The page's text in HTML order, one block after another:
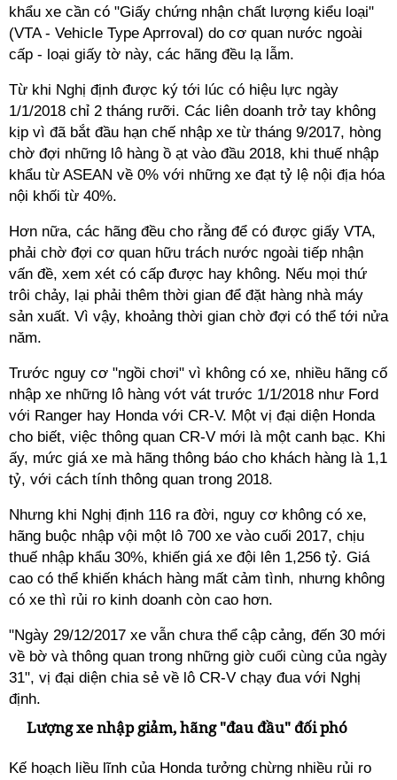
khẩu xe cần có "Giấy chứng nhận chất lượng kiểu loại"
(VTA - Vehicle Type Aprroval) do cơ quan nước ngoài
cấp - loại giấy tờ này, các hãng đều lạ lẫm.
Từ khi Nghị định được ký tới lúc có hiệu lực ngày
1/1/2018 chỉ 2 tháng rưỡi. Các liên doanh trở tay không
kịp vì đã bắt đầu hạn chế nhập xe từ tháng 9/2017, hòng
chờ đợi những lô hàng ồ ạt vào đầu 2018, khi thuế nhập
khẩu từ ASEAN về 0% với những xe đạt tỷ lệ nội địa hóa
nội khối từ 40%.
Hơn nữa, các hãng đều cho rằng để có được giấy VTA,
phải chờ đợi cơ quan hữu trách nước ngoài tiếp nhận
vấn đề, xem xét có cấp được hay không. Nếu mọi thứ
trôi chảy, lại phải thêm thời gian để đặt hàng nhà máy
sản xuất. Vì vậy, khoảng thời gian chờ đợi có thể tới nửa
năm.
Trước nguy cơ "ngồi chơi" vì không có xe, nhiều hãng cố
nhập xe những lô hàng vớt vát trước 1/1/2018 như Ford
với Ranger hay Honda với CR-V. Một vị đại diện Honda
cho biết, việc thông quan CR-V mới là một canh bạc. Khi
ấy, mức giá xe mà hãng thông báo cho khách hàng là 1,1
tỷ, với cách tính thông quan trong 2018.
Nhưng khi Nghị định 116 ra đời, nguy cơ không có xe,
hãng buộc nhập vội một lô 700 xe vào cuối 2017, chịu
thuế nhập khẩu 30%, khiến giá xe đội lên 1,256 tỷ. Giá
cao có thể khiến khách hàng mất cảm tình, nhưng không
có xe thì rủi ro kinh doanh còn cao hơn.
"Ngày 29/12/2017 xe vẫn chưa thể cập cảng, đến 30 mới
về bờ và thông quan trong những giờ cuối cùng của ngày
31", vị đại diện chia sẻ về lô CR-V chạy đua với Nghị
định.
Lượng xe nhập giảm, hãng "đau đầu" đối phó
Kế hoạch liều lĩnh của Honda tưởng chừng nhiều rủi ro